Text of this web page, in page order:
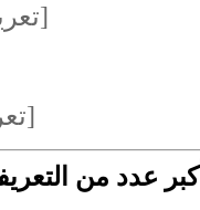
[10 تعريفات]
[9 تعريفات]
عدد من